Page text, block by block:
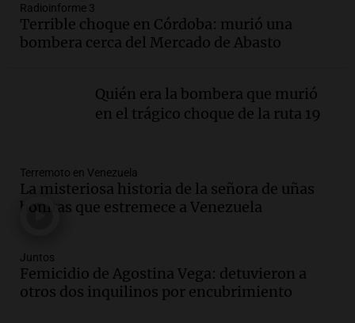
Audio.Fieles celebran a San Cayetano
en Córdoba pidiendo pan, paz y trabajo
Día Internacional de la Cerveza:
mitos, secretos y el desafío de producir
Episodios
Audio.Tucumán enfrenta un equilibrio
financiero precario debido a la caída del
Panorama Federal
Episodios
Audio.La calidad del empleo en
Radioinforme 3
Terrible choque en Córdoba: murió una
bombera cerca del Mercado de Abasto
Quién era la bombera que murió
en el trágico choque de la ruta 19
Terremoto en Venezuela
La misteriosa historia de la señora de uñas
bonitas que estremece a Venezuela
Juntos
Femicidio de Agostina Vega: detuvieron a
otros dos inquilinos por encubrimiento